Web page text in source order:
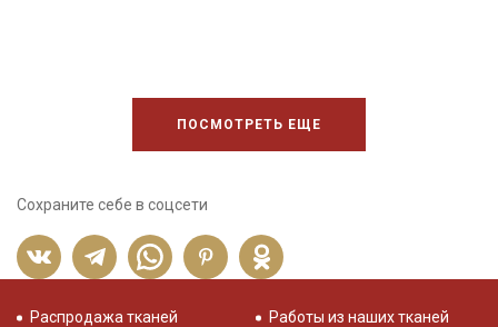
ПОСМОТРЕТЬ ЕЩЕ
Сохраните себе в соцсети
Распродажа тканей
Работы из наших тканей